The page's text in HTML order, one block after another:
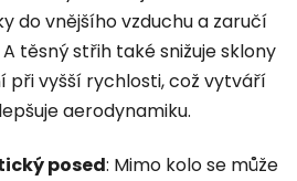
do vnějšího vzduchu a zaručí
A těsný střih také snižuje sklony
při vyšší rychlosti, což vytváří
aerodynamiku.
posed: Mimo kolo se může